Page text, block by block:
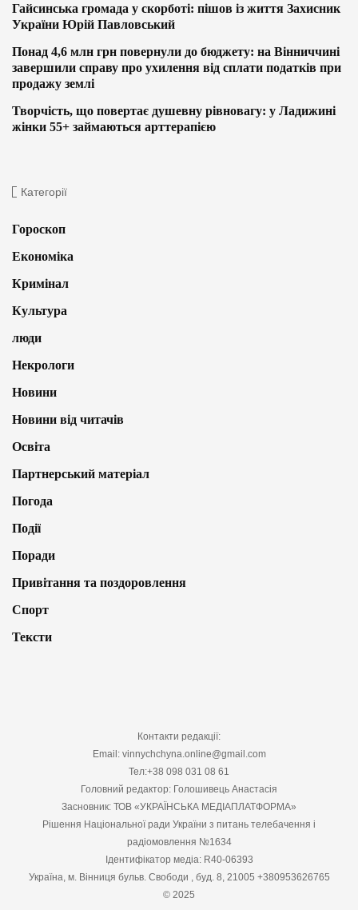
Гайсинська громада у скорботі: пішов із життя Захисник
України Юрій Павловський
Понад 4,6 млн грн повернули до бюджету: на Вінниччині
завершили справу про ухилення від сплати податків при
продажу землі
Творчість, що повертає душевну рівновагу: у Ладижині
жінки 55+ займаються арттерапією
Категорії
Гороскоп
Економіка
Кримінал
Культура
люди
Некрологи
Новини
Новини від читачів
Освіта
Партнерський матеріал
Погода
Події
Поради
Привітання та поздоровлення
Спорт
Тексти
Контакти редакції:
Email: vinnychchyna.online@gmail.com
Тел:+38 098 031 08 61
Головний редактор: Голошивець Анастасія
Засновник: ТОВ «УКРАЇНСЬКА МЕДІАПЛАТФОРМА»
Рішення Національної ради України з питань телебачення і
радіомовлення №1634
Ідентифікатор медіа: R40-06393
Україна, м. Вінниця бульв. Свободи , буд. 8, 21005 +380953626765
© 2025